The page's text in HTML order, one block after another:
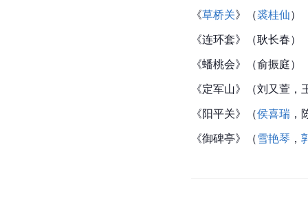
《草桥关》（裘桂仙）
《连环套》（耿长春）
《蟠桃会》（俞振庭）
《定军山》（刘又萱，
《阳平关》（侯喜瑞 ，
《御碑亭》（雪艳琴 ，